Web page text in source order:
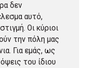
δεν
αυτό,
Οι κύριοι
την πόλη μας
Για εμάς, ως
του ίδιου